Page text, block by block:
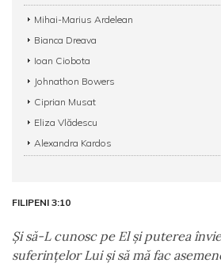
Mihai-Marius Ardelean
Bianca Dreava
Ioan Ciobota
Johnathon Bowers
Ciprian Musat
Eliza Vlădescu
Alexandra Kardos
FILIPENI 3:10
Şi să-L cunosc pe El şi puterea
suferinţelor Lui şi să mă fac